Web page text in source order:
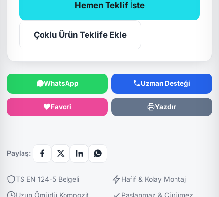
Hemen Teklif İste
Çoklu Ürün Teklife Ekle
WhatsApp Uzman Desteği
Favori Yazdır
Paylaş:
TS EN 124-5 Belgeli
Hafif & Kolay Montaj
Uzun Ömürlü Kompozit
Paslanmaz & Çürümez